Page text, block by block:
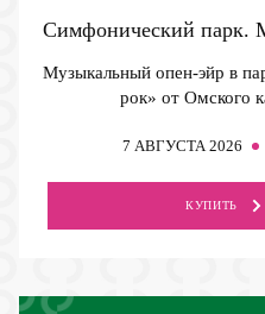
Симфонический парк.
Музыкальный опен-эйр в
рок» от Омского
7 АВГУСТА 2026
КУПИТЬ